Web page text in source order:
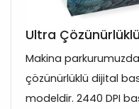
Ultra
Makina
çözünürlüklü dijital
modeldir. 2440 DPI